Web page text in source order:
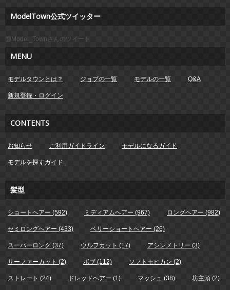
ModelTown公式ツイッター
@Model_Townさんのツイート
MENU
モデルタウンとは？ ジョブの一覧 モデルの一覧 Q&A
新規登録・ログイン
CONTENTS
お知らせ ご利用ガイドライン モデルになるガイド
モデルを探すガイド
髪型
ショートヘアー (592) ミディアムヘアー (967) ロングヘアー (982)
セミロングヘアー (433) ベリーショートヘアー (26)
スーパーロング (37) ウルフカット (17) アシンメトリー (3)
サーファーカット (2) ボブ (112) ソフトモヒカン (2)
ストレート (24) ドレッドヘアー (1) マッシュ (38) 坊主頭 (2)